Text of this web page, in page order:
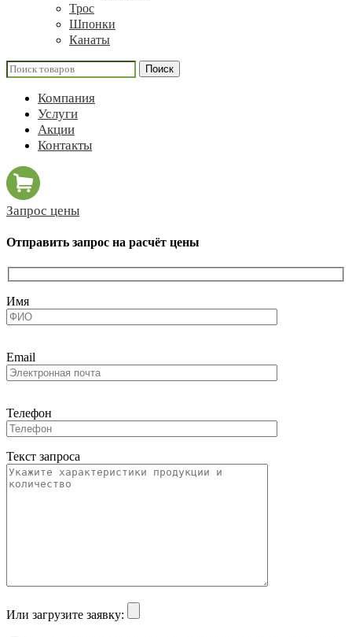
Трос
Шпонки
Канаты
Поиск
Компания
Услуги
Акции
Контакты
Запрос цены
Отправить запрос на расчёт цены
Имя
Email
Телефон
Текст запроса
Или загрузите заявку: